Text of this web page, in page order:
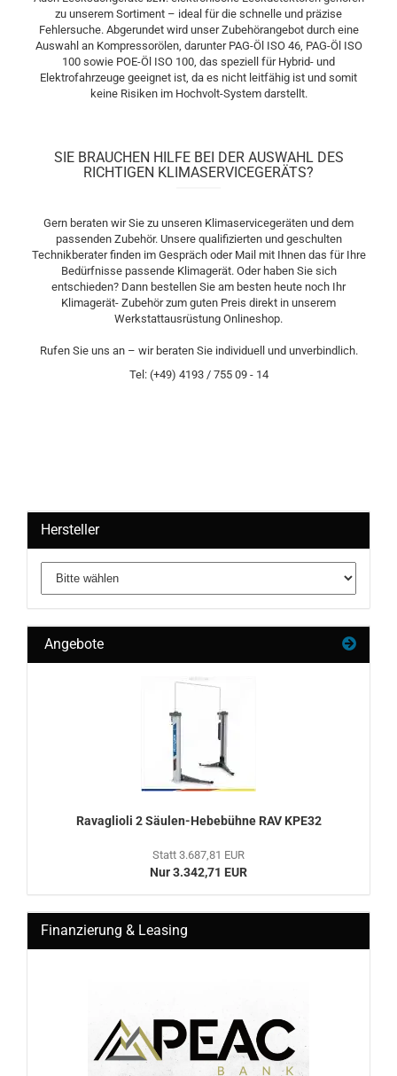
zu unserem Sortiment – ideal für die schnelle und präzise
Fehlersuche. Abgerundet wird unser Zubehörangebot durch eine
Auswahl an Kompressorölen, darunter PAG-Öl ISO 46, PAG-Öl ISO
100 sowie POE-Öl ISO 100, das speziell für Hybrid- und
Elektrofahrzeuge geeignet ist, da es nicht leitfähig ist und somit
keine Risiken im Hochvolt-System darstellt.
SIE BRAUCHEN HILFE BEI DER AUSWAHL DES
RICHTIGEN KLIMASERVICEGERÄTS?
Gern beraten wir Sie zu unseren Klimaservicegeräten und dem
passenden Zubehör. Unsere qualifizierten und geschulten
Technikberater finden im Gespräch oder Mail mit Ihnen das für Ihre
Bedürfnisse passende Klimagerät. Oder haben Sie sich
entschieden? Dann bestellen Sie am besten heute noch Ihr
Klimagerät- Zubehör zum guten Preis direkt in unserem
Werkstattausrüstung Onlineshop.
Rufen Sie uns an – wir beraten Sie individuell und unverbindlich.
Tel: (+49) 4193 / 755 09 - 14
Hersteller
Angebote
Ra­vaglio­li 2 Säulen-​​He­be­büh­ne RAV KPE32
Statt 3.687,81 EUR
Nur 3.342,71 EUR
Finanzierung & Leasing